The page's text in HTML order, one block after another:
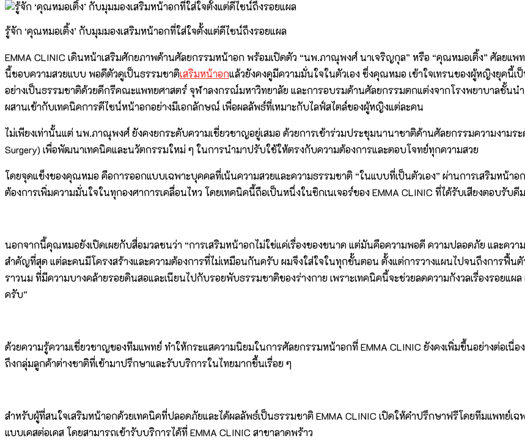
รู้จัก ‘คุณหมอเติ้ง’ กับมุมมองเสริมหน้าอกที่ใส่ใจตั้งแต่ดีไซน์ถึงรอยแผล
EMMA CLINIC เดินหน้าเสริมศักยภาพด้านศัลยกรรมหน้าอก พร้อมเปิดตัว “นพ.ภาณุพงศ์ นาเจริญกุล” หรือ “คุณหมอเติ้ง” ศัลยแ
นี้ชอบความสวยแบบ พอดีตัวดูเป็นธรรมชาติเสริมหน้าอกแล้วยังคงดูมีความมั่นใจในตัวเอง ซึ่งคุณหมอ เข้าใจเทรนของผู้หญิงยุคนี้
อย่างเป็นธรรมชาติด้วยดีกรีคณะแพทยศาสตร์ จุฬาลงกรณ์มหาวิทยาลัย และการอบรมด้านศัลยกรรมตกแต่งจากโรงพยาบาลชั้น
ผสานเข้ากับเทคนิคการดีไซน์หน้าอกอย่างมีเอกลักษณ์ เพื่อผลลัพธ์ที่เหมาะกับไลฟ์สไตล์ของผู้หญิงแต่ละคน
ไม่เพียงเท่านั้นแต่ นพ.ภาณุพงศ์ ยังคงยกระดับความเชี่ยวชาญอยู่เสมอ ด้วยการเข้าร่วมประชุมนานาชาติด้านศัลยกรรมความงามร
Surgery) เพื่อพัฒนาเทคนิคและนวัตกรรมใหม่ ๆ ในการนำมาปรับใช้ให้ตรงกับความต้องการและตอบโจทย์ทุกความสวย
โดยจุดแข็งของคุณหมอ คือการออกแบบเฉพาะบุคคลที่เน้นความสวยและความธรรมชาติ “ในแบบที่เป็นตัวเอง” ผ่านการเสริมหน้า
ต้องการเพิ่มความมั่นใจในทุกองศาการเคลื่อนไหว โดยเทคนิคนี้ถือเป็นหนึ่งในซิกเนเจอร์ของ EMMA CLINIC ที่ได้รับเสียงตอบรับ
นอกจากนี้คุณหมอยังเปิดเผยกับสื่อมวลชนว่า “การเสริมหน้าอกไม่ใช่แค่เรื่องของขนาด แต่มันคือความพอดี ความปลอดภัย และควา
สำคัญที่สุด แต่ละคนมีโครงสร้างและความต้องการที่ไม่เหมือนกันครับ ผมจึงใส่ใจในทุกขั้นตอน ตั้งแต่การวางแผนไปจนถึงการฟื้นตั
ราวนม ที่มีความบางคล้ายรอยดินสอและเนียนไปกับรอยพับธรรมชาติของร่างกาย เพราะเทคนิคนี้จะช่วยลดความกังวลเรื่องรอยแ
ครับ”
ด้วยความรู้ความเชี่ยวชาญของทีมแพทย์ ทำให้กระแสความนิยมในการศัลยกรรมหน้าอกที่ EMMA CLINIC ยังคงเพิ่มขึ้นอย่างต่อเ
ถึงกลุ่มลูกค้าต่างชาติที่เข้ามาปรึกษาและรับบริการในไทยมากขึ้นเรื่อย ๆ
สำหรับผู้ที่สนใจเสริมหน้าอกด้วยเทคนิคที่ปลอดภัยและได้ผลลัพธ์เป็นธรรมชาติ EMMA CLINIC เปิดให้คำปรึกษาฟรีโดยทีมแพทย์เ
แบบเคสต่อเคส โดยสามารถเข้ารับบริการได้ที่ EMMA CLINIC สาขาลาดพร้าว